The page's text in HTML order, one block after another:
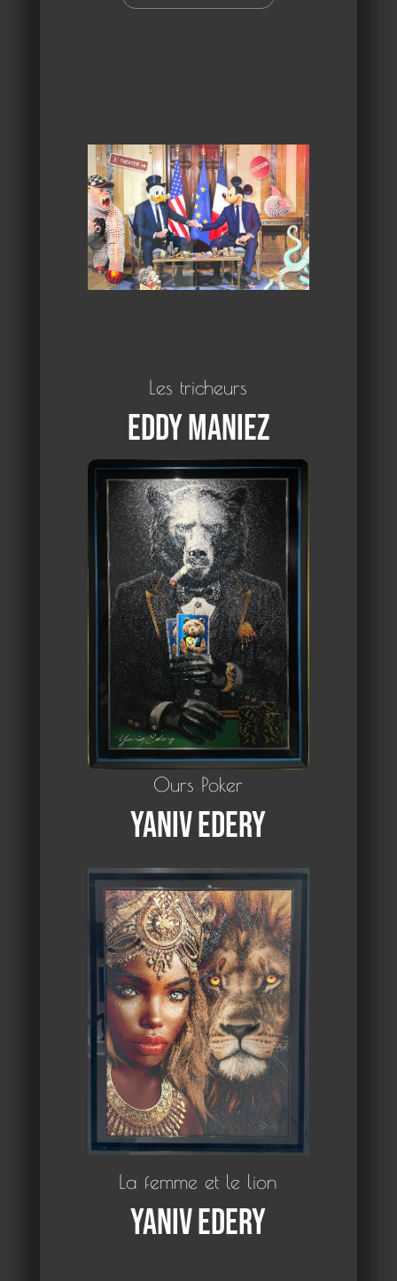
Les tricheurs
Eddy Maniez
Ours Poker
Yaniv Edery
La femme et le lion
Yaniv Edery